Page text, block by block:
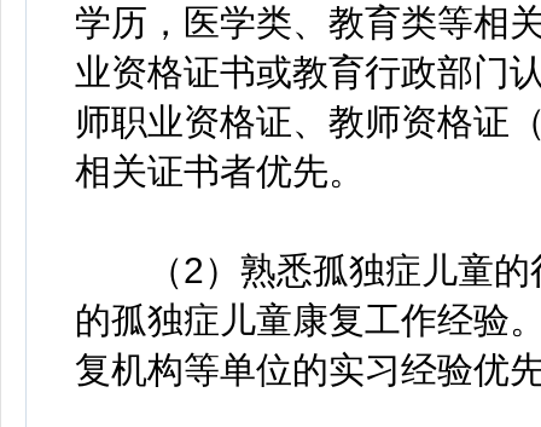
学历，医学类、教育类等相
业资格证书或教育行政部门
师职业资格证、教师资格证
相关证书者优先。
（2）熟悉孤独症儿童的
的孤独症儿童康复工作经验
复机构等单位的实习经验优